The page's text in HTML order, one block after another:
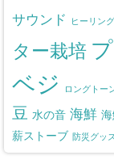
サウンド
ヒーリング
ター栽培
ベジ
ロングトー
豆 水の音 海鮮
薪ストーブ 防災グッ